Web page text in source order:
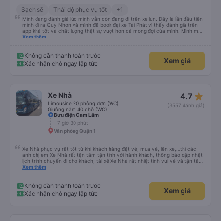
Sạch sẽ Thái độ phục vụ tốt +1
Mình đang đánh giá lúc mình vẫn còn đang đi trên xe lun. Đây là lần đầu tiên
mình đi ra Quy Nhơn và mình đã book đại xe Tài Phát vì thấy đánh giá trên
app khá tốt và chất lượng thật sự vượt hơn cả mong đợi của mình. Mình mua
giường đôi và vừa đủ cho 2 người. Nhân viên của nhà xe phải nói là siêu nhiệt
trung chuyển và lên xe lớn thì luôn hỗ trợ xách vali giùm tụi mình. Trên xe thì
có cả bánh và sữa miễn phí cho khách còn chuẩn bị cả thuốc say xe, dép,
mền, gối và đặc biệt là có gối ôm. Nchung là phải chấm nhà xe 10 sao mới
Xem thêm
Không cần thanh toán trước
Xác nhận chỗ ngay lập tức
Xem giá
Xe Nhà
Limousine 20 phòng đơn (WC)
Giường nằm 40 chỗ (WC)
4.7 star_rate
(3557 đánh giá)
Bưu điện Cam Lâm
7 giờ 30 phút
Văn phòng Quận 1
Xe Nhà phục vụ rất tốt từ khi khách hàng đặt vé, mua vé, lên xe,…thì các
anh chị em Xe Nhà rất tận tâm tận tình với hành khách, thông báo cập nhật
lịch trình chuyến đi cho khách, tài xế Xe Nhà rất nhiệt tình vui vẻ và tận tâm
với hành khách, xe chạy rất đúng giờ,… nói chúng tấc cả mọi thứ đều rất tốt.
Xem thêm
Không cần thanh toán trước
Xác nhận chỗ ngay lập tức
Xem giá